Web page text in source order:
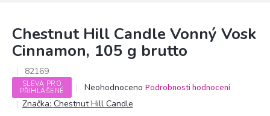
Chestnut Hill Candle Vonný Vosk
Cinnamon, 105 g brutto
82169
SLEVA PRO
PŘIHLÁŠENÉ
Průměrné
hodnocení
produktu
Neohodnoceno Podrobnosti hodnocení
Značka: Chestnut Hill Candle